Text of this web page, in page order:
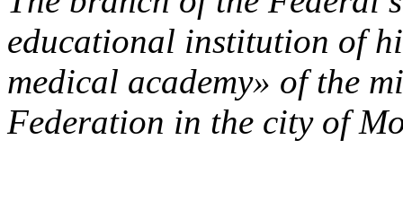
educational institution of
medical academy» of the
Federation in the city of